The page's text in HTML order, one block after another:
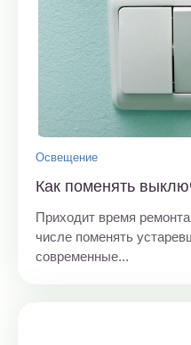
Освещение
Как поменять
Приходит время
числе поменять
современные...